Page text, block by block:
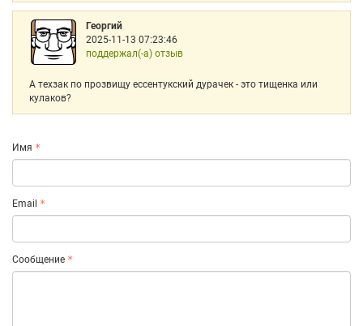
Георгий
2025-11-13 07:23:46
поддержал(-а) отзыв
А техзак по прозвищу ессентукский дурачек - это тищенка или
кулаков?
Имя
Email
Сообщение